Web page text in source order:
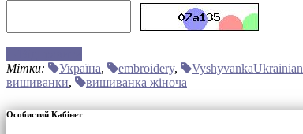
Мітки:
Україна, embroidery, VyshyvankaUkrainian
вишиванки, вишиванка жіноча
Особистий Кабінет